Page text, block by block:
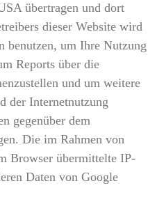
übertragen und dort
dieser Website wird
benutzen, um Ihre Nutzung
Reports über die
und um weitere
der Internetnutzung
gegenüber dem
Die im Rahmen von
Browser übermittelte IP-
Daten von Google